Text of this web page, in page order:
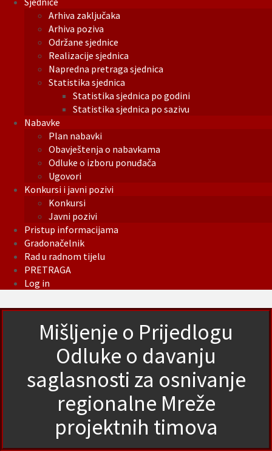
Arhiva zaključaka
Arhiva poziva
Održane sjednice
Realizacije sjednica
Napredna pretraga sjednica
Statistika sjednica
Statistika sjednica po godini
Statistika sjednica po sazivu
Nabavke
Plan nabavki
Obavještenja o nabavkama
Odluke o izboru ponuđača
Ugovori
Konkursi i javni pozivi
Konkursi
Javni pozivi
Pristup informacijama
Gradonačelnik
Rad u radnom tijelu
PRETRAGA
Log in
Mišljenje o Prijedlogu
Odluke o davanju
saglasnosti za osnivanje
regionalne Mreže
projektnih timova